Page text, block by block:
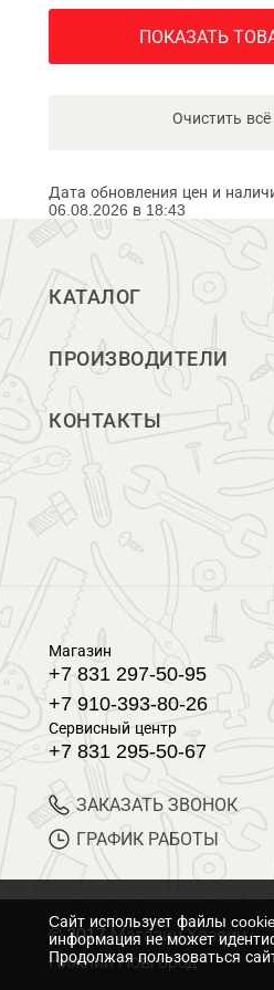
ПОКАЗАТЬ
Очистить всё
Дата обновления цен и
06.08.2026 в 18:43
КАТАЛОГ
ПРОИЗВОДИТЕЛИ
КОНТАКТЫ
Магазин
+7 831 297-50-95
+7 910-393-80-26
Сервисный центр
+7 831 295-50-67
ЗАКАЗАТЬ ЗВОНОК
ГРАФИК РАБОТЫ
© 2017 Магазин Хозяин
Нижний Новгород
Cайт использует файлы
информация не может
Продолжая пользоваться